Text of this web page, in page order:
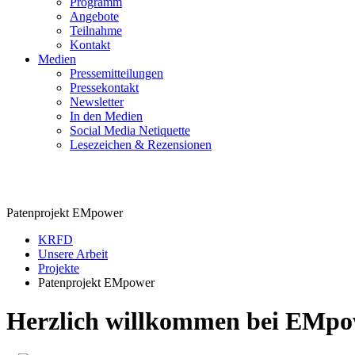
Angebote
Teilnahme
Kontakt
Medien
Pressemitteilungen
Pressekontakt
Newsletter
In den Medien
Social Media Netiquette
Lesezeichen & Rezensionen
Patenprojekt EMpower
KRFD
Unsere Arbeit
Projekte
Patenprojekt EMpower
Herzlich willkommen bei